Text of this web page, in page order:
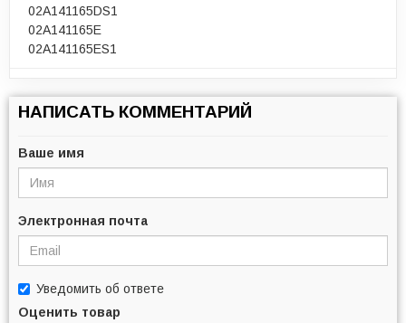
02A141165DS1
02A141165E
02A141165ES1
НАПИСАТЬ КОММЕНТАРИЙ
Ваше имя
Электронная почта
Уведомить об ответе
Оценить товар